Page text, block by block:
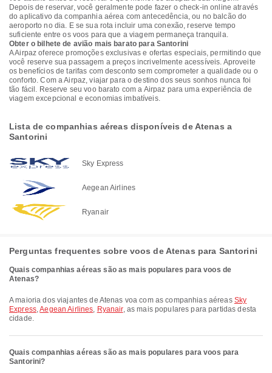
Depois de reservar, você geralmente pode fazer o check-in online através
do aplicativo da companhia aérea com antecedência, ou no balcão do
aeroporto no dia. E se sua rota incluir uma conexão, reserve tempo
suficiente entre os voos para que a viagem permaneça tranquila.
Obter o bilhete de avião mais barato para Santorini
A Airpaz oferece promoções exclusivas e ofertas especiais, permitindo que
você reserve sua passagem a preços incrivelmente acessíveis. Aproveite
os benefícios de tarifas com desconto sem comprometer a qualidade ou o
conforto. Com a Airpaz, viajar para o destino dos seus sonhos nunca foi
tão fácil. Reserve seu voo barato com a Airpaz para uma experiência de
viagem excepcional e economias imbatíveis.
Lista de companhias aéreas disponíveis de Atenas a
Santorini
Sky Express
Aegean Airlines
Ryanair
Perguntas frequentes sobre voos de Atenas para Santorini
Quais companhias aéreas são as mais populares para voos de
Atenas?
A maioria dos viajantes de Atenas voa com as companhias aéreas Sky
Express,Aegean Airlines, Ryanair, as mais populares para partidas desta
cidade.
Quais companhias aéreas são as mais populares para voos para
Santorini?